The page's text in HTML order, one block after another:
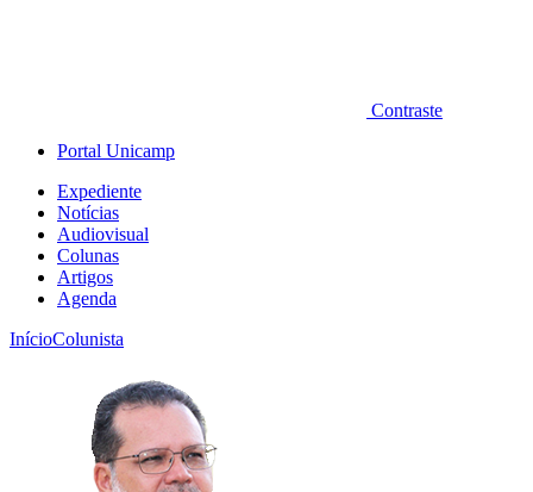
Contraste
Portal Unicamp
Expediente
Notícias
Audiovisual
Colunas
Artigos
Agenda
InícioColunista